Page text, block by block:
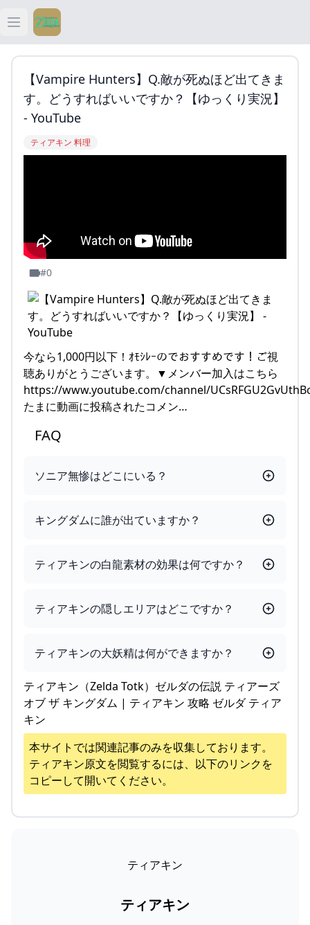
Open main menu
ティアキン
ティアキン 祠
【Vampire Hunters】Q.敵が死ぬほど出てきま
す。どうすればいいですか？【ゆっくり実況】
- YouTube
ティアキン 料理
#0
今なら1,000円以下！ｵﾓｼﾚｰのでおすすめです！ご視
聴ありがとうございます。▼メンバー加入はこちら
https://www.youtube.com/channel/
たまに動画に投稿されたコメン…
FAQ
ソニア無惨はどこにいる？
キングダムに誰が出ていますか？
ティアキンの白龍素材の効果は何ですか？
ティアキンの隠しエリアはどこですか？
ティアキンの大妖精は何ができますか？
ティアキン（Zelda Totk）ゼルダの伝説 ティアーズ
オブ ザ キングダム | ティアキン 攻略 ゼルダ ティア
キン
本サイトでは関連記事のみを収集しております。
ティアキン原文を閲覧するには、以下のリンクを
コピーして開いてください。
ティアキン
ティアキン